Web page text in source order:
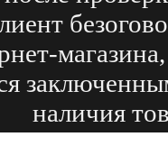
наличия